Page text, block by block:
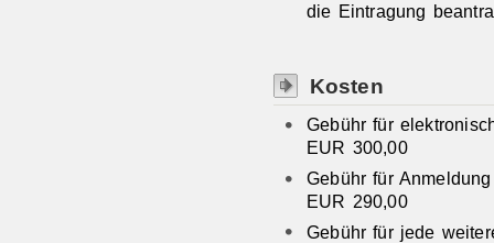
die Eintragung
Kosten
Gebühr für
EUR 300,00
Gebühr für
EUR 290,00
Gebühr für jede